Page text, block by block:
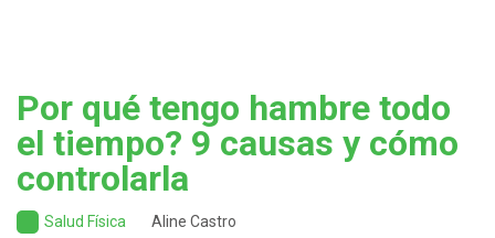
Por qué tengo hambre todo
el tiempo? 9 causas y cómo
controlarla
Salud Física Aline Castro